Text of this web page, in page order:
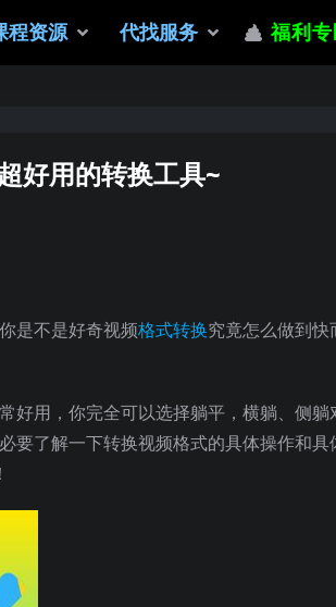
程资源 代找服务 福利
好用的转换工具~
是不是好奇视频格式转换究竟怎么做到快
好用，你完全可以选择躺平，横躺、侧躺
要了解一下转换视频格式的具体操作和具